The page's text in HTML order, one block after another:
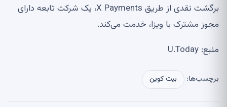
برگشت نقدی از طریق X Payments، یک شرکت تابعه دارای
مجوز مشترک با ویزا، خدمت می‌کند.
منبع: U.Today
برچسب‌ها: بیت کوین